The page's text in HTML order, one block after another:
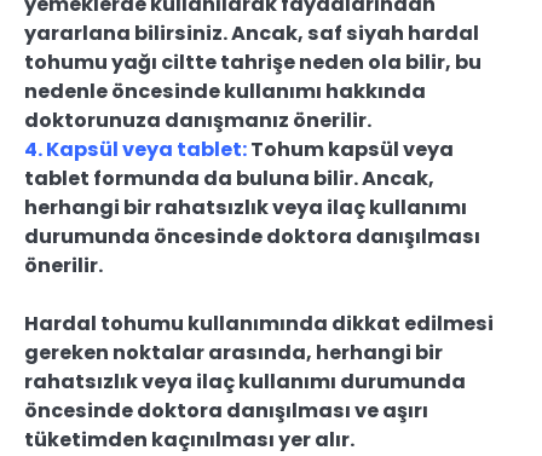
yararlana bilirsiniz. Ancak, saf siyah hardal
tohumu yağı ciltte tahrişe neden ola bilir, bu
nedenle öncesinde kullanımı hakkında
doktorunuza danışmanız önerilir.
4. Kapsül veya tablet:Tohum kapsül veya
tablet formunda da buluna bilir. Ancak,
herhangi bir rahatsızlık veya ilaç kullanımı
durumunda öncesinde doktora danışılması
önerilir.
Hardal tohumu kullanımında dikkat edilmesi
gereken noktalar arasında, herhangi bir
rahatsızlık veya ilaç kullanımı durumunda
öncesinde doktora danışılması ve aşırı
tüketimden kaçınılması yer alır.